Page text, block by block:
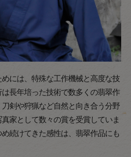
には、特殊な工作機械と高度な技
長年培った技術で数多くの翡翠作
剣や狩猟など自然と向き合う分野
家として数々の賞を受賞していま
続けてきた感性は、翡翠作品にも